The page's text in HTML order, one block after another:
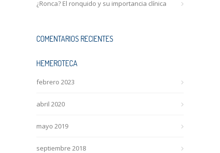
¿Ronca? El ronquido y su importancia clínica
COMENTARIOS RECIENTES
HEMEROTECA
febrero 2023
abril 2020
mayo 2019
septiembre 2018